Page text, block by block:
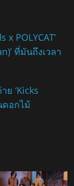
POLYCAT’
ที่มันถึงเวลา
ย ‘Kicks
ดอกไม้